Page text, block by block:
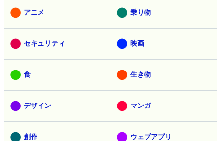
アニメ 乗り物
セキュリティ 映画
食 生き物
デザイン マンガ
創作 ウェブアプリ